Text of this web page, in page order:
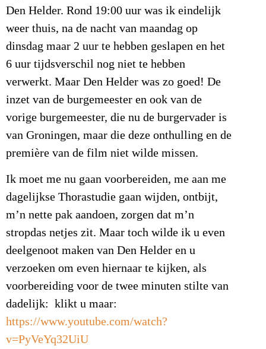
Den Helder. Rond 19:00 uur was ik eindelijk
weer thuis, na de nacht van maandag op
dinsdag maar 2 uur te hebben geslapen en het
6 uur tijdsverschil nog niet te hebben
verwerkt. Maar Den Helder was zo goed! De
inzet van de burgemeester en ook van de
vorige burgemeester, die nu de burgervader is
van Groningen, maar die deze onthulling en de
première van de film niet wilde missen.
Ik moet me nu gaan voorbereiden, me aan me
dagelijkse Thorastudie gaan wijden, ontbijt,
m’n nette pak aandoen, zorgen dat m’n
stropdas netjes zit. Maar toch wilde ik u even
deelgenoot maken van Den Helder en u
verzoeken om even hiernaar te kijken, als
voorbereiding voor de twee minuten stilte van
dadelijk: klikt u maar:
https://www.youtube.com/watch?
v=PyVeYq32UiU